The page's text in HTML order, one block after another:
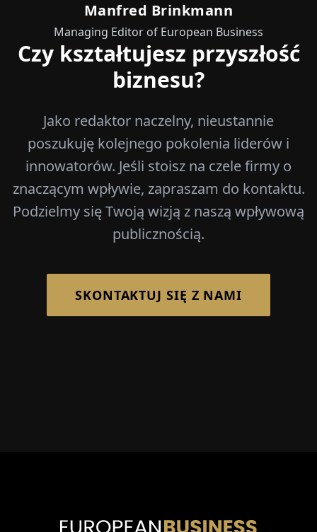
Manfred Brinkmann
Managing Editor of European Business
Czy kształtujesz przyszłość
biznesu?
Jako redaktor naczelny, nieustannie
poszukuję kolejnego pokolenia liderów i
innowatorów. Jeśli stoisz na czele firmy o
znaczącym wpływie, zapraszam do kontaktu.
Podzielmy się Twoją wizją z naszą wpływową
publicznością.
SKONTAKTUJ SIĘ Z NAMI